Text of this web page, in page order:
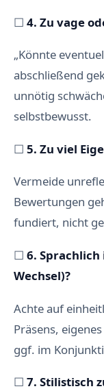
☐ 4. Zu vage
„Könnte
abschließend
unnötig
selbstbewusst.
☐ 5. Zu viel
Vermeide
Bewertungen
fundiert, nicht
☐ 6.
Wechsel)?
Achte auf
Präsens,
ggf. im
☐ 7. Stilistisch